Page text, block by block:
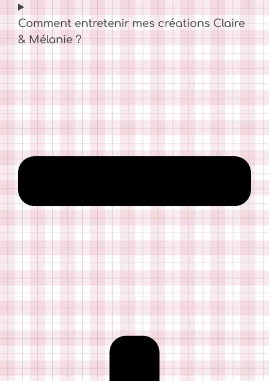
Comment entretenir mes créations Claire
& Mélanie ?